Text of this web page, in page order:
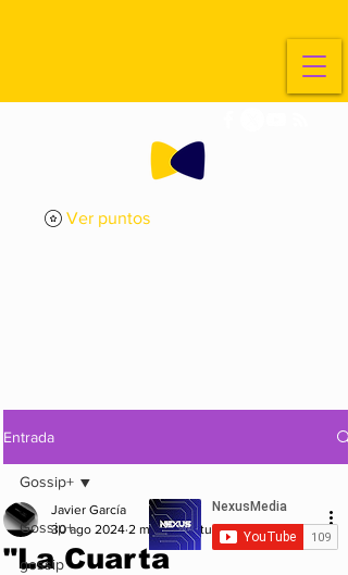
Ver puntos
Entrada
Gossip+
gossip
Gossip+
"La Cuarta
Javier García
30 ago 2024 2 min de lectura